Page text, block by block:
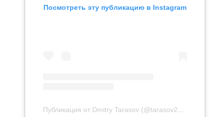
Посмотреть эту публикацию в Instagram
Публикация от Dmitry Tarasov (@tarasov23)